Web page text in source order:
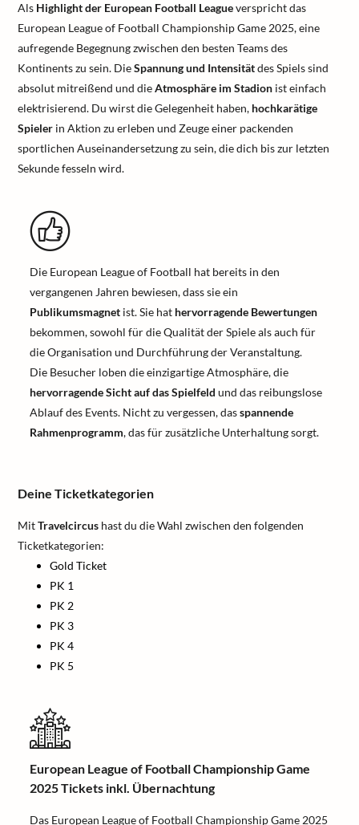
Als Highlight der European Football Leagueverspricht das
European League of Football Championship Game 2025, eine
aufregende Begegnung zwischen den besten Teams des
Kontinents zu sein. DieSpannung und Intensitätdes Spiels sind
absolut mitreißend und dieAtmosphäre im Stadion ist einfach
elektrisierend. Du wirst die Gelegenheit haben, hochkarätige
Spieler in Aktion zu erleben und Zeuge einer packenden
sportlichen Auseinandersetzung zu sein, die dich bis zur letzten
Sekunde fesseln wird.
Die European League of Football hat bereits in den
vergangenen Jahren bewiesen, dass sie ein
Publikumsmagnet ist. Sie hat hervorragende Bewertungen
bekommen, sowohl für die Qualität der Spiele als auch für
die Organisation und Durchführung der Veranstaltung.
Die Besucher loben die einzigartige Atmosphäre, die
hervorragende Sicht auf das Spielfeld und das reibungslose
Ablauf des Events. Nicht zu vergessen, dasspannende
Rahmenprogramm, das für zusätzliche Unterhaltung sorgt.
Deine Ticketkategorien
MitTravelcircus hast du die Wahl zwischen den folgenden
Ticketkategorien:
Gold Ticket
PK 1
PK 2
PK 3
PK 4
PK 5
European League of Football Championship Game
2025 Tickets inkl. Übernachtung
Das European League of Football Championship Game 2025